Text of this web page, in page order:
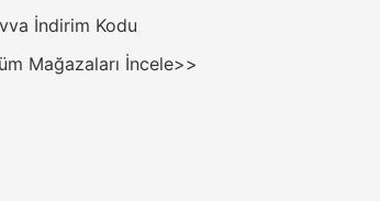
İndirim Kodu
Mağazaları İncele>>